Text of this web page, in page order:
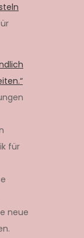
für
neue